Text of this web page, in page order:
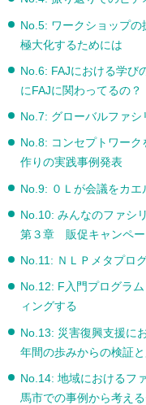
No.5: ワークショップ
極大化するためには
No.6: FAJにおける学び
にFAJに関わってるの？
No.7: グローバルファ
No.8: コンセプトワー
作りの実践事例発表
No.9: ０Ｌが会議をカエ
No.10: みんなのファシ
第３章 販促キャンペー
No.11: ＮＬＰメタプロ
No.12: F入門プログラ
ィングする
No.13: 災害復興支援に
年間の歩みからの検証
No.14: 地域におけるフ
馬市での事例から考え